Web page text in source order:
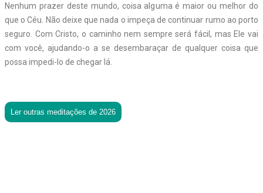
Nenhum prazer deste mundo, coisa alguma é maior ou melhor do
que o Céu. Não deixe que nada o impeça de continuar rumo ao porto
seguro. Com Cristo, o caminho nem sempre será fácil, mas Ele vai
com você, ajudando-o a se desembaraçar de qualquer coisa que
possa impedi-lo de chegar lá.
Ler outras meditações de 2026